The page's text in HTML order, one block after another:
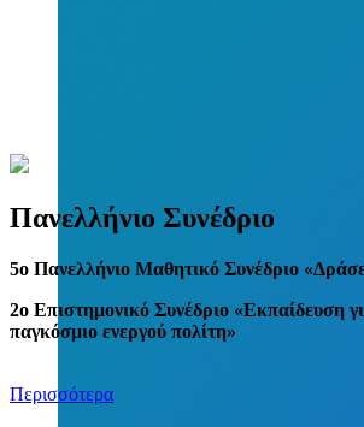
Πανελλήνιο Συνέδριο
5o Πανελλήνιο Μαθητικό Συνέδριο
2ο Επιστημονικό Συνέδριο «Εκπαίδευση
παγκόσμιο ενεργού πολίτη»
Περισσότερα